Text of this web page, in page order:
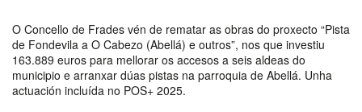
O Concello de Frades vén de rematar as obras do proxecto “Pista
de Fondevila a O Cabezo (Abellá) e outros”, nos que investiu
163.889 euros para mellorar os accesos a seis aldeas do
municipio e arranxar dúas pistas na parroquia de Abellá. Unha
actuación incluída no POS+ 2025.